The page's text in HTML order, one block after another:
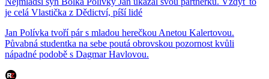
je celá Vlastička z Dědictví, píší lidé
Jan Polívka tvoří pár s mladou herečkou Anetou Kalertovou.
Půvabná studentka na sebe poutá obrovskou pozornost kvůli
nápadné podobě s Dagmar Havlovou.